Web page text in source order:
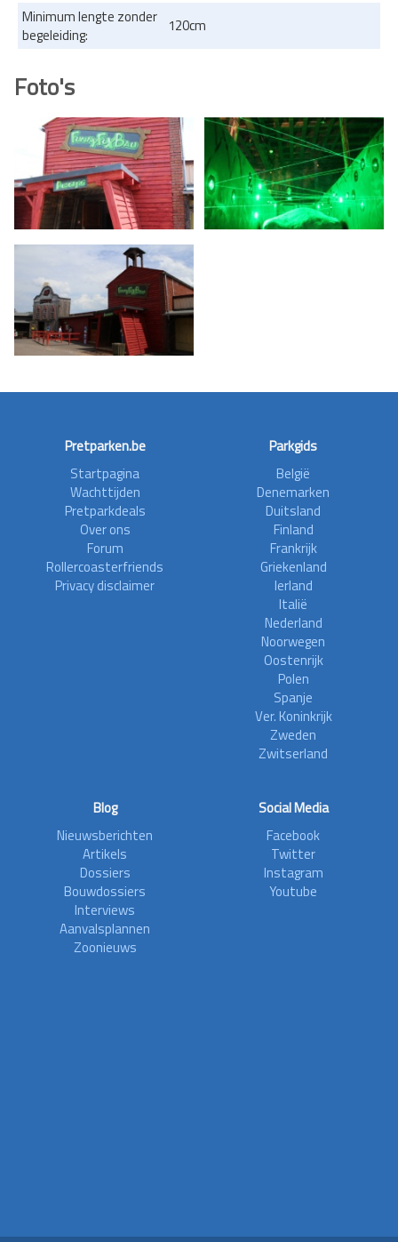
Minimum lengte zonder
begeleiding:
120cm
Foto's
Pretparken.be
Startpagina
Wachttijden
Pretparkdeals
Over ons
Forum
Rollercoasterfriends
Privacy disclaimer
Parkgids
België
Denemarken
Duitsland
Finland
Frankrijk
Griekenland
Ierland
Italië
Nederland
Noorwegen
Oostenrijk
Polen
Spanje
Ver. Koninkrijk
Zweden
Zwitserland
Blog
Nieuwsberichten
Artikels
Dossiers
Bouwdossiers
Interviews
Aanvalsplannen
Zoonieuws
Social Media
Facebook
Twitter
Instagram
Youtube